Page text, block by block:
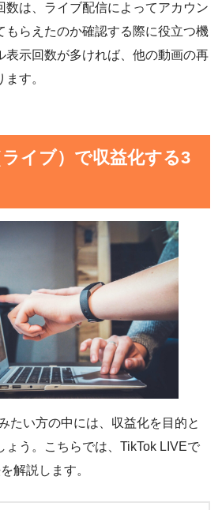
数は、ライブ配信によってアカウン
もらえたのか確認する際に役立つ機
表示回数が多ければ、他の動画の再
す。
イブ）で収益化する3
たい方の中には、収益化を目的と
ょう。こちらでは、TikTok LIVEで
解説します。